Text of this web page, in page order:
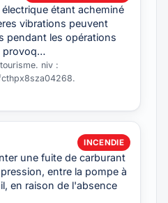
étant acheminé
vibrations peuvent
pendant les opérations
provoq…
niv :
INCENDIE
une fuite de carburant
entre la pompe à
en raison de l'absence